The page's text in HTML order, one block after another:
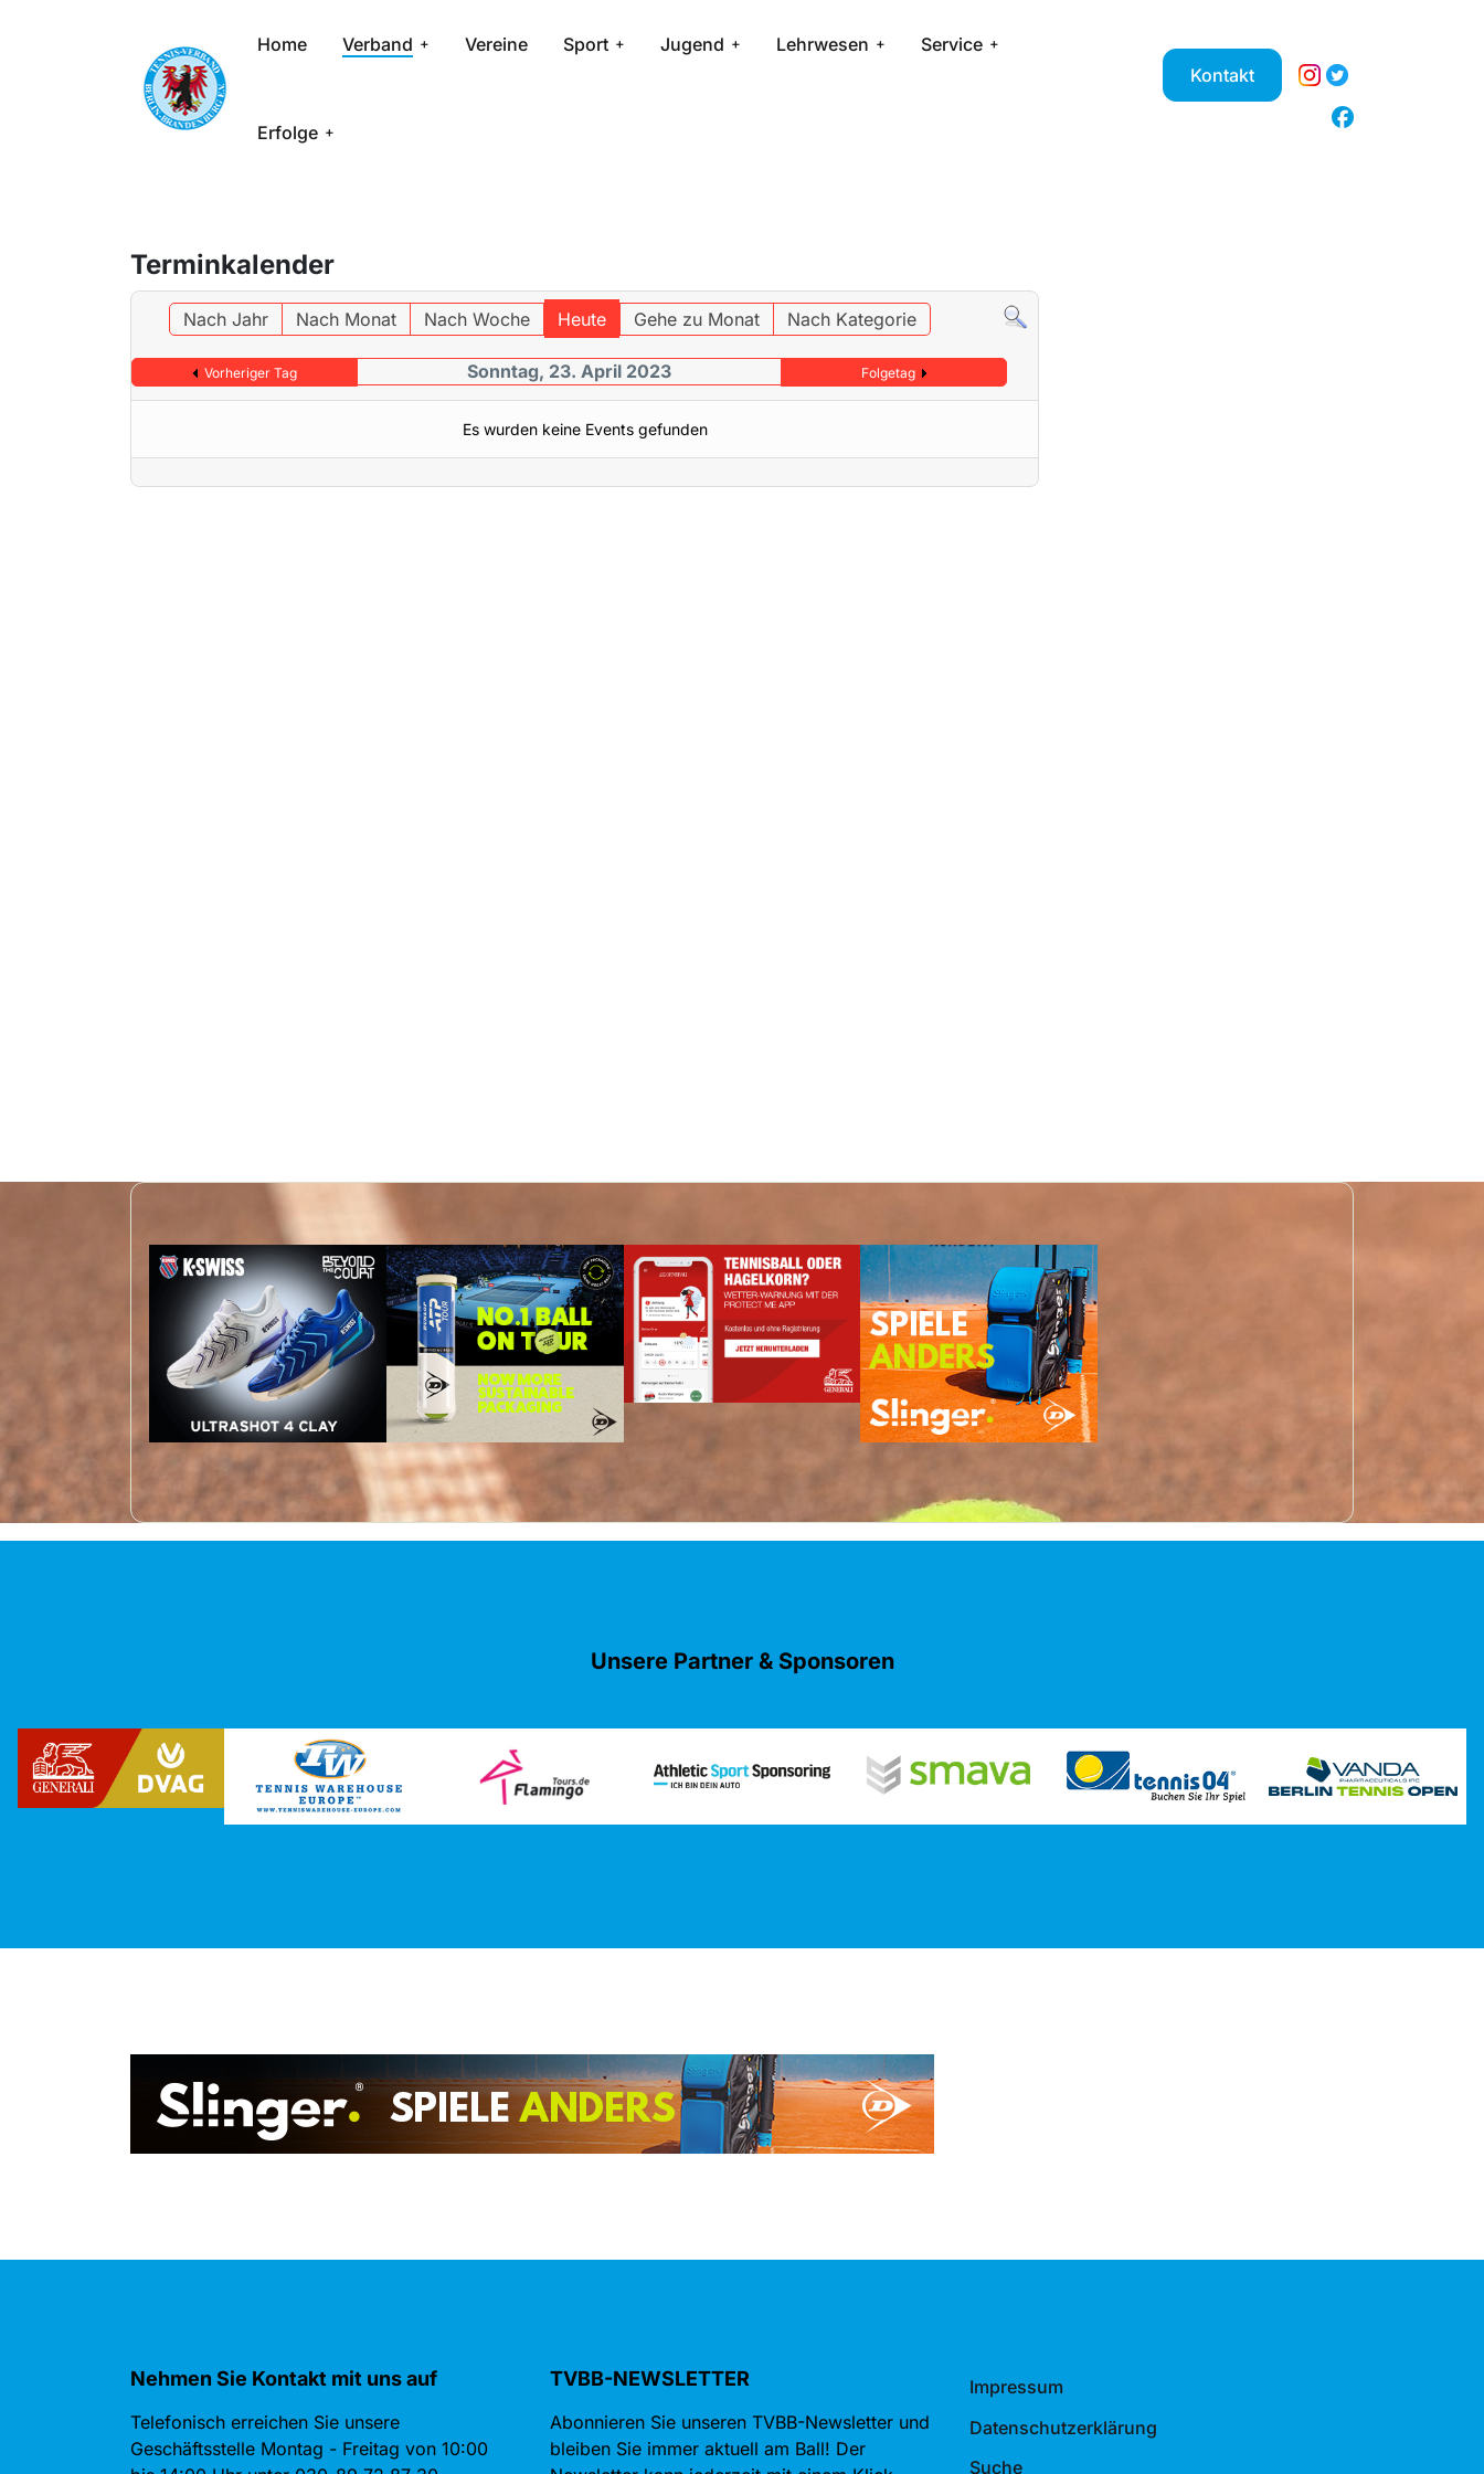
Home Verband Vereine Sport Jugend Lehrwesen Service
Erfolge
Kontakt
Terminkalender
Nach Jahr Nach Monat Nach Woche Heute Gehe zu Monat Nach Kategorie
Vorheriger Tag Sonntag, 23. April 2023 Folgetag
Es wurden keine Events gefunden
Unsere Partner & Sponsoren
Nehmen Sie Kontakt mit uns auf
Telefonisch erreichen Sie unsere
Geschäftsstelle Montag - Freitag von 10:00
TVBB-NEWSLETTER
Abonnieren Sie unseren TVBB-Newsletter und
bleiben Sie immer aktuell am Ball! Der
Impressum
Datenschutzerklärung
Suche